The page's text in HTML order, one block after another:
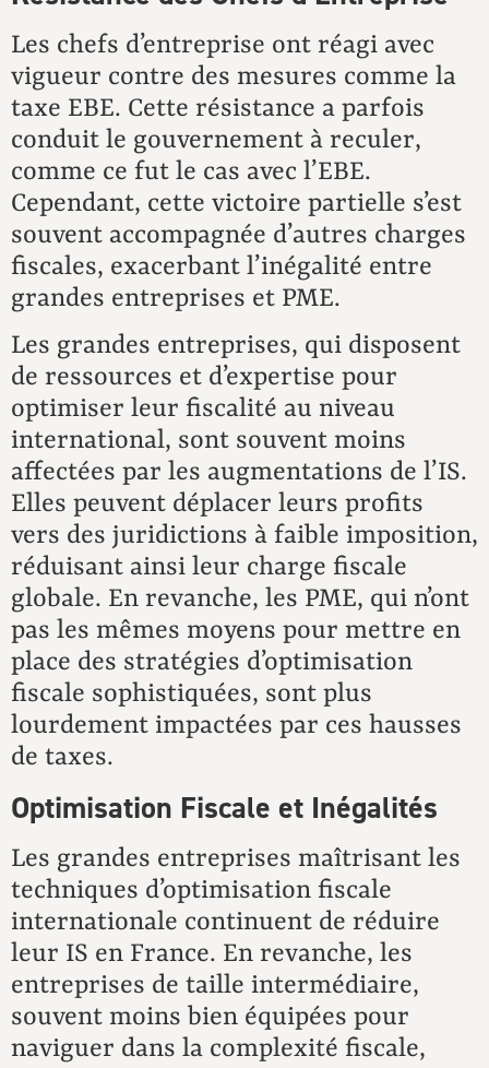
Les chefs d’entreprise ont réagi avec
vigueur contre des mesures comme la
taxe EBE. Cette résistance a parfois
conduit le gouvernement à reculer,
comme ce fut le cas avec l’EBE.
Cependant, cette victoire partielle s’est
souvent accompagnée d’autres charges
fiscales, exacerbant l’inégalité entre
grandes entreprises et PME.
Les grandes entreprises, qui disposent
de ressources et d’expertise pour
optimiser leur fiscalité au niveau
international, sont souvent moins
affectées par les augmentations de l’IS.
Elles peuvent déplacer leurs profits
vers des juridictions à faible imposition,
réduisant ainsi leur charge fiscale
globale. En revanche, les PME, qui n’ont
pas les mêmes moyens pour mettre en
place des stratégies d’optimisation
fiscale sophistiquées, sont plus
lourdement impactées par ces hausses
de taxes.
Optimisation Fiscale et Inégalités
Les grandes entreprises maîtrisant les
techniques d’optimisation fiscale
internationale continuent de réduire
leur IS en France. En revanche, les
entreprises de taille intermédiaire,
souvent moins bien équipées pour
naviguer dans la complexité fiscale,